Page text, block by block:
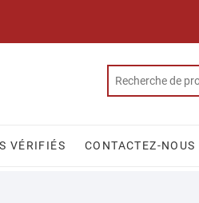
VÉRIFIÉS CONTACTEZ-NOUS